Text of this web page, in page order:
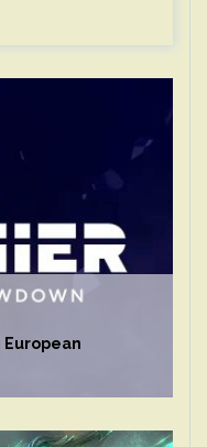
European